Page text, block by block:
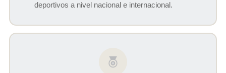
deportivos a nivel nacional e internacional.